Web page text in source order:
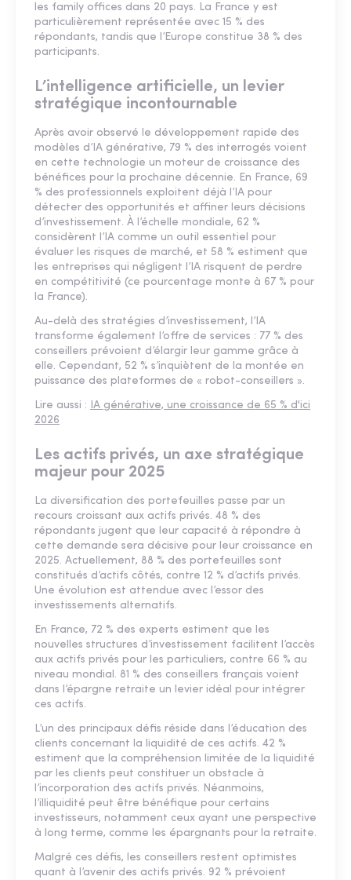
les family offices dans 20 pays. La France y est
particulièrement représentée avec 15 % des
répondants, tandis que l’Europe constitue 38 % des
participants.
L’intelligence artificielle, un levier
stratégique incontournable
Après avoir observé le développement rapide des
modèles d’IA générative, 79 % des interrogés voient
en cette technologie un moteur de croissance des
bénéfices pour la prochaine décennie. En France, 69
% des professionnels exploitent déjà l’IA pour
détecter des opportunités et affiner leurs décisions
d’investissement. À l’échelle mondiale, 62 %
considèrent l’IA comme un outil essentiel pour
évaluer les risques de marché, et 58 % estiment que
les entreprises qui négligent l’IA risquent de perdre
en compétitivité (ce pourcentage monte à 67 % pour
la France).
Au-delà des stratégies d’investissement, l’IA
transforme également l’offre de services : 77 % des
conseillers prévoient d’élargir leur gamme grâce à
elle. Cependant, 52 % s’inquiètent de la montée en
puissance des plateformes de « robot-conseillers ».
Lire aussi : IA générative, une croissance de 65 % d'ici
2026
Les actifs privés, un axe stratégique
majeur pour 2025
La diversification des portefeuilles passe par un
recours croissant aux actifs privés. 48 % des
répondants jugent que leur capacité à répondre à
cette demande sera décisive pour leur croissance en
2025. Actuellement, 88 % des portefeuilles sont
constitués d’actifs côtés, contre 12 % d’actifs privés.
Une évolution est attendue avec l’essor des
investissements alternatifs.
En France, 72 % des experts estiment que les
nouvelles structures d’investissement facilitent l’accès
aux actifs privés pour les particuliers, contre 66 % au
niveau mondial. 81 % des conseillers français voient
dans l’épargne retraite un levier idéal pour intégrer
ces actifs.
L’un des principaux défis réside dans l’éducation des
clients concernant la liquidité de ces actifs. 42 %
estiment que la compréhension limitée de la liquidité
par les clients peut constituer un obstacle à
l’incorporation des actifs privés. Néanmoins,
l’illiquidité peut être bénéfique pour certains
investisseurs, notamment ceux ayant une perspective
à long terme, comme les épargnants pour la retraite.
Malgré ces défis, les conseillers restent optimistes
quant à l’avenir des actifs privés. 92 % prévoient